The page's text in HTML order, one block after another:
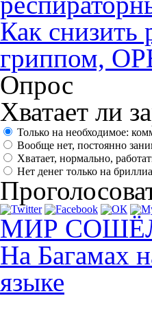
Как снизить
гриппом,
Опрос
Хватает ли
Только на необходимое:
Вообще нет, постоянно
Хватает, нормально,
Нет денег только на
МИР
На Багамах
языке